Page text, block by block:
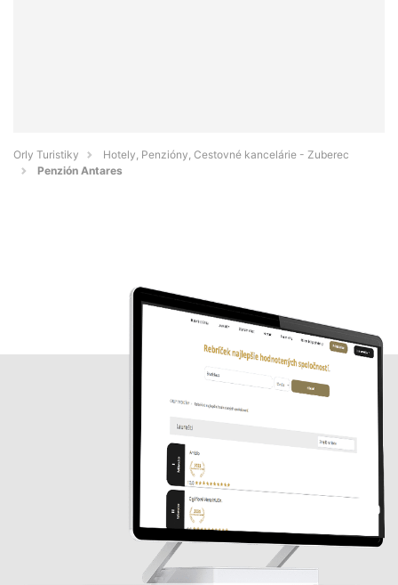
Orly Turistiky
Hotely, Penzióny, Cestovné kancelárie - Zuberec
Penzión Antares